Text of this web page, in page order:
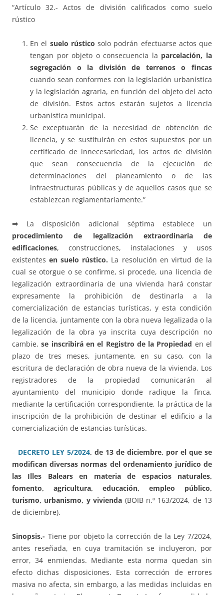
“Artículo 32.- Actos de división calificados como suelo
rústico
En el suelo rústico solo podrán efectuarse actos que
tengan por objeto o consecuencia la parcelación, la
segregación o la división de terrenos o fincas
cuando sean conformes con la legislación urbanística
y la legislación agraria, en función del objeto del acto
de división. Estos actos estarán sujetos a licencia
urbanística municipal.
Se exceptuarán de la necesidad de obtención de
licencia, y se sustituirán en estos supuestos por un
certificado de innecesariedad, los actos de división
que sean consecuencia de la ejecución de
determinaciones del planeamiento o de las
infraestructuras públicas y de aquellos casos que se
establezcan reglamentariamente.”
⇒ La disposición adicional séptima establece un
procedimiento de legalización extraordinaria de
edificaciones, construcciones, instalaciones y usos
existentesen suelo rústico. La resolución en virtud de la
cual se otorgue o se confirme, si procede, una licencia de
legalización extraordinaria de una vivienda hará constar
expresamente la prohibición de destinarla a la
comercialización de estancias turísticas, y esta condición
de la licencia, juntamente con la obra nueva legalizada o la
legalización de la obra ya inscrita cuya descripción no
cambie,se inscribirá en el Registro de la Propiedad en el
plazo de tres meses, juntamente, en su caso, con la
escritura de declaración de obra nueva de la vivienda. Los
registradores de la propiedad comunicarán al
ayuntamiento del municipio donde radique la finca,
mediante la certificación correspondiente, la práctica de la
inscripción de la prohibición de destinar el edificio a la
comercialización de estancias turísticas.
– DECRETO LEY 5/2024, de 13 de diciembre, por el que se
modifican diversas normas del ordenamiento jurídico de
las Illes Balears en materia de espacios naturales,
fomento, agricultura, educación, empleo público,
turismo, urbanismo, y vivienda (BOIB n.º 163/2024, de 13
de diciembre).
Sinopsis.- Tiene por objeto la corrección de la Ley 7/2024,
antes reseñada, en cuya tramitación se incluyeron, por
error, 34 enmiendas. Mediante esta norma quedan sin
efecto dichas disposiciones. Esta corrección de errores
masiva no afecta, sin embargo, a las medidas incluidas en